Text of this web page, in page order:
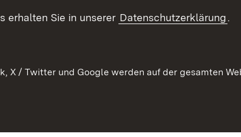
erhalten Sie in unserer Datenschutzerklärung.
X / Twitter und Google werden auf der gesamten